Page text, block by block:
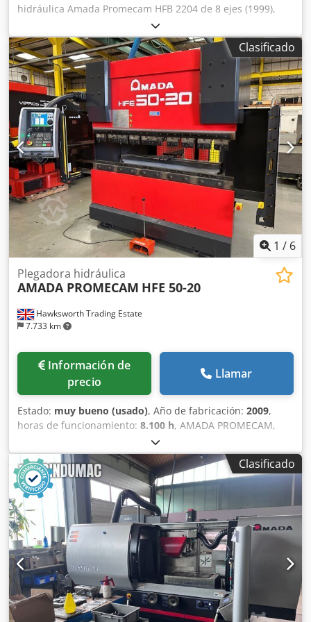
hidráulica Amada Promecam HFB 2204 de 8 ejes (1999),
capacidad de 2200 kN, longitud de la mesa de 4000 mm,
carrera máxima de 180 mm, tiempo de parada de 80 ms,
distancia de parada de 9 mm, peso de la máquina de 16
000 kg. N.º de serie: HFBO 220 40 H990103 (1999). País de
origen: Francia. Djdpfjzn Urzex Aixjkr Atención: la recogida
se realizará entre el 6 y el 20 de octubre de 2026; las
instalaciones permanecerán cerradas del 10 de
septiembre al 5 de octubre de 2026. Atención: este lote se
encuentra en Cardiff, Gales, Reino Unido.
Lamentablemente, no hay instalaciones de carga en el
lugar; el desmontaje y la carga correrán a cargo del
comprador.
Clasificado
1 / 6
Hawksworth Trading Estate
7.733 km
Plegadora hidráulica
AMADA PROMECAM HFE 50-20
Información de
precio
Llamar
Estado: muy bueno (usado), Año de fabricación: 2009,
horas de funcionamiento: 8.100 h, AMADA PROMECAM,
MODELO HFE 5020, CAPACIDAD DE 50 TONELADAS X 2000
año 2009 especificaciones: PRENSA PLEGADORA
HIDRÁULICA CNC DE 7 EJES CAPACIDAD: 50 TONELADAS
CONTROL: OP 2000 CNC NÚMERO DE EJES: SIETE: X1, X2,
Y1, Y2, R1, Z1 y Z2 Dodszn Afvepfx Aixokr LONGITUD DE
PLEGADO: 2000 mm ALTURA ABIERTA: 470 LONGITUD DE
CARRERA: 200 PROFUNDIDAD DE GARGANTA: 420
POTENCIA DEL MOTOR: 7,5 KW VELOCIDAD DE
ACERCAMIENTO: 100 VELOCIDAD DE PLEGADO: 10
VELOCIDAD DE RETORNO: 100 NÚMERO DE SERIE: V090090
PROTECCIÓN: ERWIN SICK ELECTRÓNICA, MONTADA EN LA
MÁQUINA LATERAL: CERCA INTERBLOQUEADA TRASERA:
INTERBLOQUEADA año: 2009 precio: consultar
Clasificado